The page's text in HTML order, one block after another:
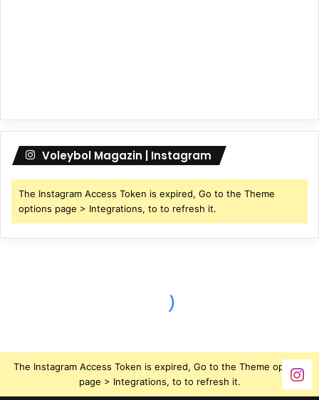
Voleybol Magazin | Instagram
The Instagram Access Token is expired, Go to the Theme
options page > Integrations, to to refresh it.
The Instagram Access Token is expired, Go to the Theme options
page > Integrations, to to refresh it.